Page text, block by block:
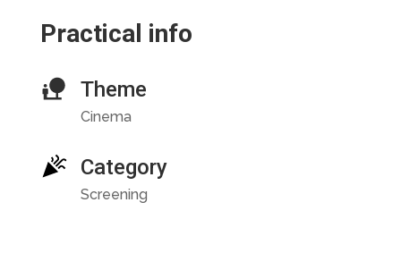
Practical info
Theme
Cinema
Category
Screening